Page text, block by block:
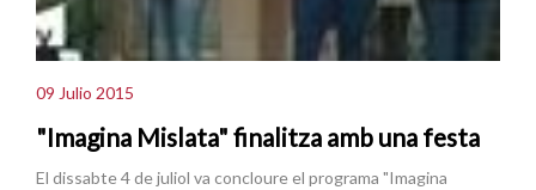
09 Julio 2015
"Imagina Mislata" finalitza amb una festa
El dissabte 4 de juliol va concloure el programa "Imagina